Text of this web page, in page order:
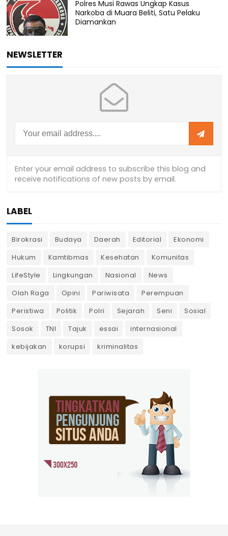
Polres Musi Rawas Ungkap Kasus
Narkoba di Muara Beliti, Satu Pelaku
Diamankan
NEWSLETTER
LABEL
Birokrasi Budaya Daerah Editorial
Ekonomi
Hukum
Kamtibmas Kesehatan
Komunitas
LifeStyle
Lingkungan Nasional
News
Olah Raga
Opini Pariwisata
Perempuan
Peristiwa
Politik Polri Sejarah Seni
Sosial
Sosok
TNI Tajuk essai
internasional
kebijakan
korupsi kriminalitas